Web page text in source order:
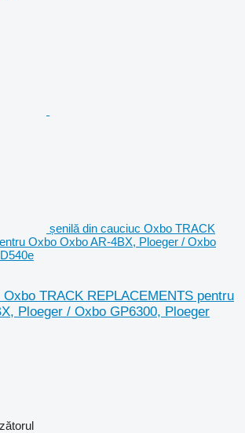
șenilă din cauciuc Oxbo TRACK
Oxbo Oxbo AR‑4BX, Ploeger / Oxbo
TRACK REPLACEMENTS pentru
Ploeger / Oxbo GP6300, Ploeger